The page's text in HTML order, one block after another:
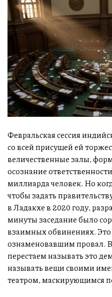
Февральская сессия
со всей присущей ей
величественные залы,
осознание
миллиарда человек. Но
чтобы задать
в Ладакхе в 2020 году,
минуты заседание было
взаимных обвинениях.
ознаменовавшим провал.
перестаем называть это
называть вещи своими
театром, маскирующимся